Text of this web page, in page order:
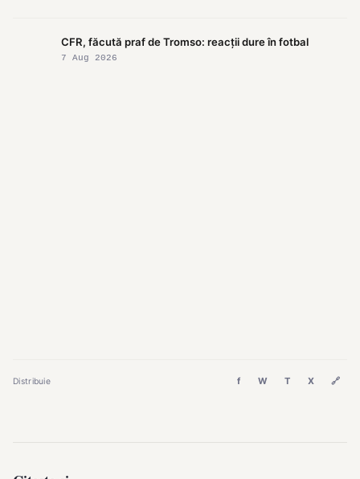
CFR, făcută praf de Tromso: reacții dure în fotbal
7 Aug 2026
Distribuie f W T X 🔗